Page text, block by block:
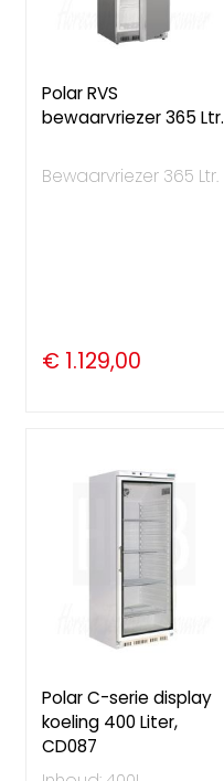
Polar RVS
bewaarvriezer 365 Ltr.
Bewaarvriezer 365 Ltr.
€ 1.129,00
Polar C-serie display
koeling 400 Liter,
CD087